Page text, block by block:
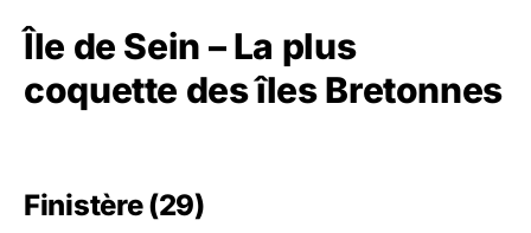
Île de Sein – La plus
coquette des îles Bretonnes
Finistère (29)